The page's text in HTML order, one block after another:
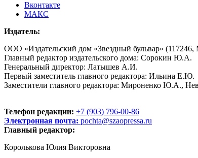
Вконтакте
МАКС
Издатель:
ООО «Издательский дом «Звездный бульвар»
Главный редактор издательского дома: Сорокин Ю.А.
Генеральный директор: Латышев А.И.
Первый заместитель главного редактора: Ильина Е.Ю.
Заместители главного редактора: Мироненко Ю.А.,
Телефон редакции: +7 (903) 796-00-86
Электронная почта: pochta@szaopressa.ru
Главный редактор:
Королькова Юлия Викторовна